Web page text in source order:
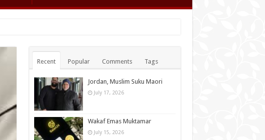
Recent Popular Comments Tags
Jordan, Muslim Suku Maori
July 17, 2026
Wakaf Emas Muktamar
July 15, 2026